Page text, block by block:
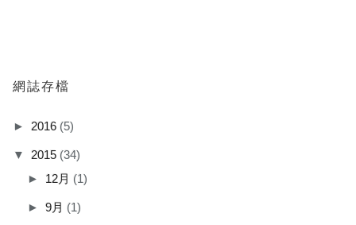
網誌存檔
► 2016 (5)
▼ 2015 (34)
► 12月 (1)
► 9月 (1)